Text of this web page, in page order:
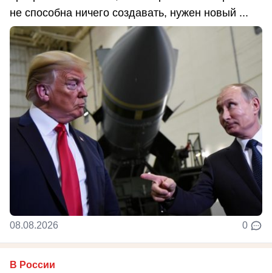
не способна ничего создавать, нужен новый ...
08.08.2026 0
В России